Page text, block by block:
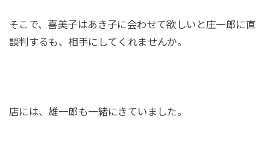
そこで、喜美子はあき子に会わせて欲しいと庄一郎に直
談判するも、相手にしてくれませんか。
店には、雄一郎も一緒にきていました。